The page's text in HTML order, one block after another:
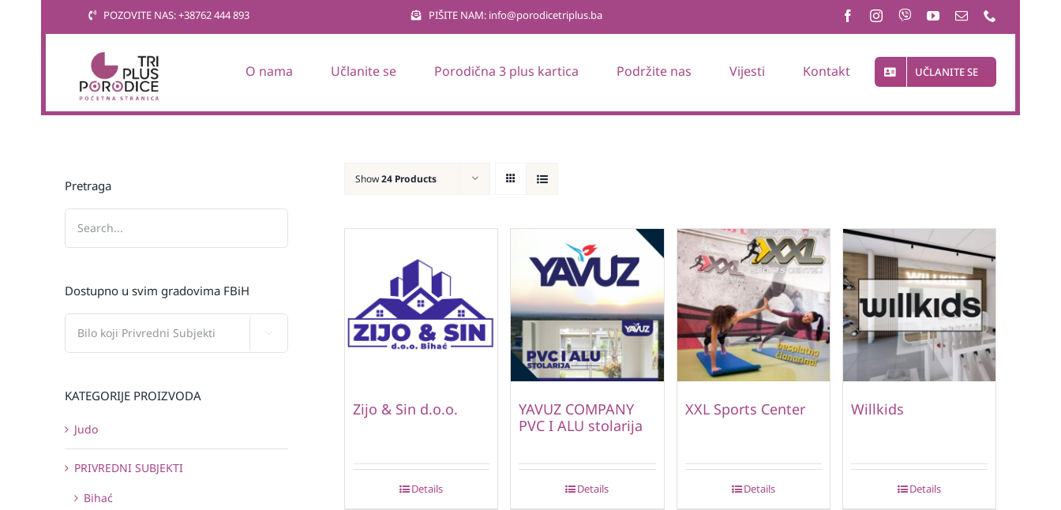
POZOVITE NAS: +38762 444 893 PIŠITE NAM: info@porodicetriplus.ba
O nama Učlanite se Porodična 3 plus kartica Podržite nas Vijesti Kontakt UČLANITE SE
Show24 Products
Zijo & Sin d.o.o.
Details
YAVUZ COMPANY
PVC I ALU stolarija
Details
XXL Sports Center
Details
Willkids
Details
Pretraga
Dostupno u svim gradovima FBiH
KATEGORIJE PROIZVODA
Judo
PRIVREDNI SUBJEKTI
Bihać